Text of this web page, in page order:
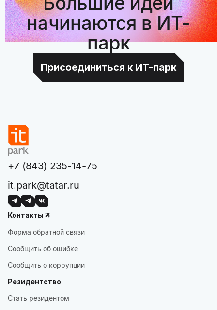
начинаются в ИТ-
парк
Присоединиться к ИТ-парк
+7 (843) 235-14-75
it.park@tatar.ru
Контакты
Форма обратной связи
Сообщить об ошибке
Сообщить о коррупции
Резидентство
Стать резидентом